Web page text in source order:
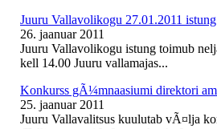
Juuru Vallavolikogu 27.01.2011 istung
26. jaanuar 2011
Juuru Vallavolikogu istung toimub
kell 14.00 Juuru vallamajas...
Konkurss gÃ¼mnaasiumi direktori
25. jaanuar 2011
Juuru Vallavalitsus kuulutab vÃ¤lja